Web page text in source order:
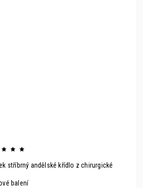
stříbrný andělské křídlo z chirurgické
balení